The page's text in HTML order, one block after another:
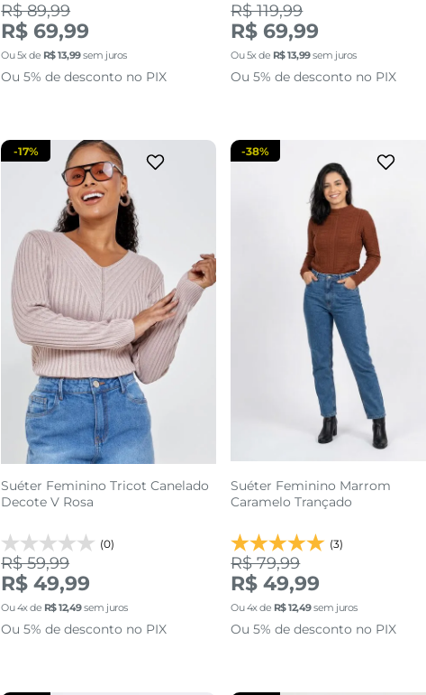
R$ 89,99
R$ 69,99
Ou5x de R$13,99sem juros
Ou 5% de desconto no PIX
R$ 119,99
R$ 69,99
Ou5x de R$13,99sem juros
Ou 5% de desconto no PIX
adicionar a sacola
Suéter Feminino Tricot Canelado
Decote V Rosa
(0)
-17%
R$ 59,99
R$ 49,99
Ou4x de R$12,49sem juros
Ou 5% de desconto no PIX
adicionar a sacola
Suéter Feminino Marrom
Caramelo Trançado
(3)
-38%
R$ 79,99
R$ 49,99
Ou4x de R$12,49sem juros
Ou 5% de desconto no PIX
adicionar a sacola
P
adicionar a sacola